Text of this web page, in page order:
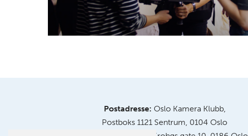
Postadresse: Oslo Kamera Klubb,
Postboks 1121 Sentrum, 0104 Oslo